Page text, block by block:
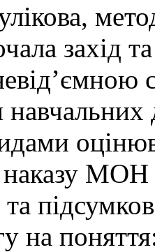
захід
наказу
на